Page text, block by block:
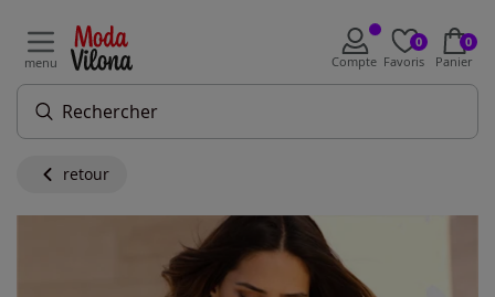
menu Compte
0
Favoris
0
Panier
retour